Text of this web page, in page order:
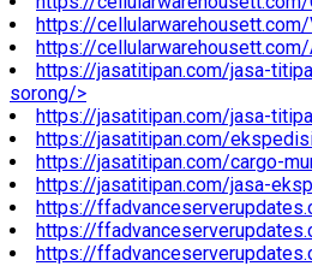
https://
https://
https://jasatitipan.com/jasa-
sorong/>
https://jasatitipan.com/jasa-
https://jasatitipan.com/
https://jasatitipan.com/cargo-
https://jasatitipan.com/jasa-
https://
https://
https://